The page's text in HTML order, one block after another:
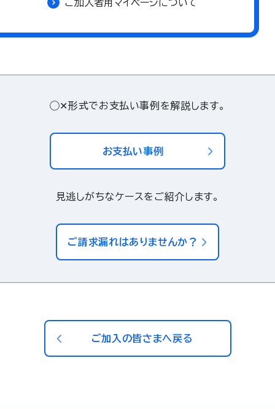
ご加入者用マイページについて
◯✕形式でお支払い事例を解説します。
お支払い事例
見逃しがちなケースをご紹介します。
ご請求漏れはありませんか？
ご加入の皆さまへ戻る